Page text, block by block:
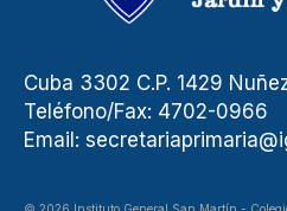
Cuba 3302 C.P. 1429
Teléfono/Fax: 4702-0966
Email: